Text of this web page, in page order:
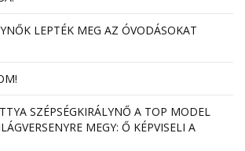
LEPTÉK MEG AZ ÓVODÁSOKAT
SZÉPSÉGKIRÁLYNŐ A TOP MODEL
MEGY: Ő KÉPVISELI A